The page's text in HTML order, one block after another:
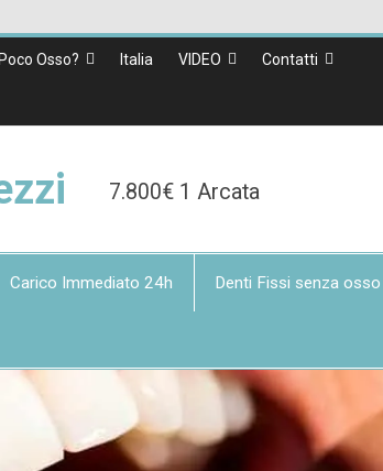
Poco Osso? Italia VIDEO Contatti
7.800€ 1 Arcata
Carico Immediato 24h Denti Fissi senza osso